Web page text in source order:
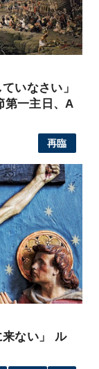
いなさい」
第一主日、A
再臨
ない」 ル